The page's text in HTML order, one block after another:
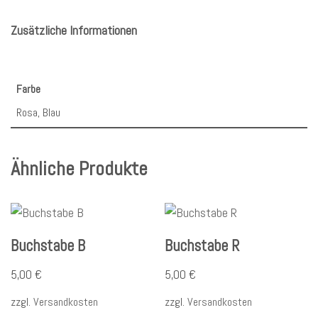
Zusätzliche Informationen
Farbe
Rosa, Blau
Ähnliche Produkte
Buchstabe B
5,00 €
zzgl. Versandkosten
Buchstabe R
5,00€
zzgl.Versandkosten